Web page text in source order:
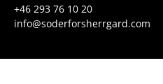
+46 293 76 10 20
info@soderforsherrgard.com